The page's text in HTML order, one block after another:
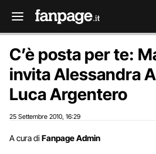
C’è posta per te:
invita Alessandra
Luca Argentero
25 Settembre 2010 16:29
A cura di Fanpage Admin